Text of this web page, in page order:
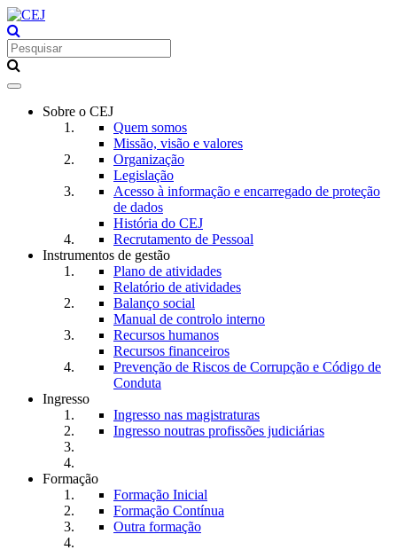
Toggle
navigationSobre o CEJ
Quem somos
Missão, visão e valores
Organização
Legislação
Acesso à informação e encarregado de proteção
de dados
História do CEJ
Recrutamento de Pessoal
Instrumentos de gestão
Plano de atividades
Relatório de atividades
Balanço social
Manual de controlo interno
Recursos humanos
Recursos financeiros
Prevenção de Riscos de Corrupção e Código de
Conduta
Ingresso
Ingresso nas magistraturas
Ingresso noutras profissões judiciárias
Formação
Formação Inicial
Formação Contínua
Outra formação